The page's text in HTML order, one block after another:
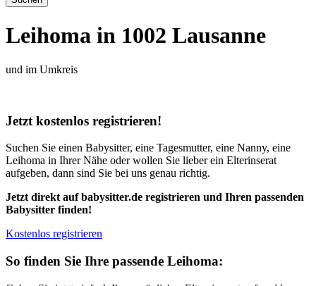
Leihoma in 1002 Lausanne
und im Umkreis
Jetzt kostenlos registrieren!
Suchen Sie einen Babysitter, eine Tagesmutter, eine Nanny, eine
Leihoma in Ihrer Nähe oder wollen Sie lieber ein Elterinserat
aufgeben, dann sind Sie bei uns genau richtig.
Jetzt direkt auf babysitter.de registrieren und Ihren passenden
Babysitter finden!
Kostenlos registrieren
So finden Sie Ihre passende Leihoma: